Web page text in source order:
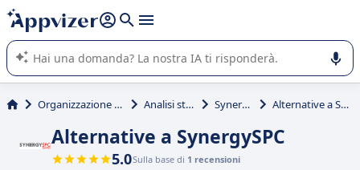
righe con
shift + enter
L'IA di Appvizer vi guida nell'utilizzo o nella scelta di un
software SaaS per la vostra azienda.
Organizzazione & planning Analisi statistica SynergySPC Alternative a SynergySPC
Alternative a SynergySPC
5.0Sulla base di 1 recensioni